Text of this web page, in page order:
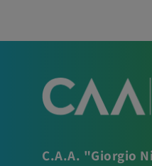
C.A.A. "Giorgio